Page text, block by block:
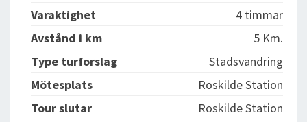
Varaktighet
4 timmar
Avstånd i km
5 Km.
Type turforslag
Stadsvandring
Mötesplats
Roskilde Station
Tour slutar
Roskilde Station